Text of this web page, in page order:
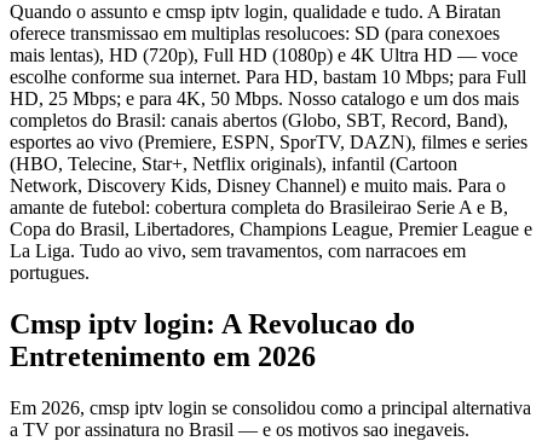
Quando o assunto e cmsp iptv login, qualidade e tudo. A Biratan
oferece transmissao em multiplas resolucoes: SD (para conexoes
mais lentas), HD (720p), Full HD (1080p) e 4K Ultra HD — voce
escolhe conforme sua internet. Para HD, bastam 10 Mbps; para Full
HD, 25 Mbps; e para 4K, 50 Mbps. Nosso catalogo e um dos mais
completos do Brasil: canais abertos (Globo, SBT, Record, Band),
esportes ao vivo (Premiere, ESPN, SporTV, DAZN), filmes e series
(HBO, Telecine, Star+, Netflix originals), infantil (Cartoon
Network, Discovery Kids, Disney Channel) e muito mais. Para o
amante de futebol: cobertura completa do Brasileirao Serie A e B,
Copa do Brasil, Libertadores, Champions League, Premier League e
La Liga. Tudo ao vivo, sem travamentos, com narracoes em
portugues.
Cmsp iptv login: A Revolucao do
Entretenimento em 2026
Em 2026, cmsp iptv login se consolidou como a principal alternativa
a TV por assinatura no Brasil — e os motivos sao inegaveis.